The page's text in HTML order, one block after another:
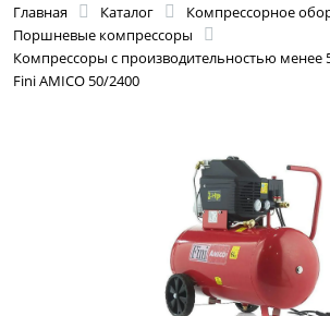
Главная Каталог
Компрессорное
Поршневые компрессоры
Компрессоры с производительностью менее
Fini AMICO 50/2400